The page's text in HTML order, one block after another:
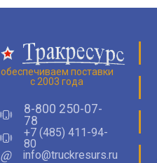
обеспечиваем поставки
с 2003 года
8-800 250-07-
78
+7 (485) 411-94-
80
@
info@truckresurs.ru